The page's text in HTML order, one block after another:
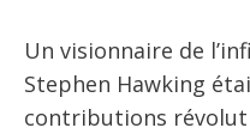
Un visionnaire de
Stephen Hawking
contributions